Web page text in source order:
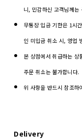
니, 민감하신 고객님께는
무통장 입금 기한은 1시
인 미입금 취소 시, 영업
본 상점에서 취급하는
주문 취소는 불가합니다.
위 사항을 반드시 참조하
Delivery